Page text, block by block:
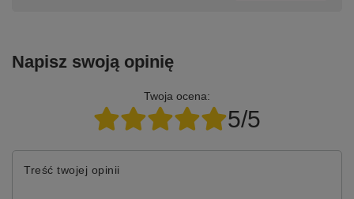
Napisz swoją opinię
Twoja ocena:
5/5
Treść twojej opinii